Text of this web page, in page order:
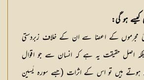
کیسے ہو گی:
مجرموں کے اعضا سے ان کے خلاف زبردستی
اصل حقیقت یہ ہے کہ انسان سے جو اقوال
ہوتے ہیں تو اس کے اثرات (جسے سورہ یٰسین